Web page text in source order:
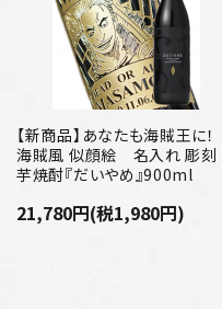
【新商品】あなたも海賊王に！
海賊風 似顔絵 名入れ 彫刻
芋焼酎『だいやめ』900ml
21,780円(税1,980円)